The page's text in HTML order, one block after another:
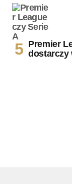
Premier
dostarczy